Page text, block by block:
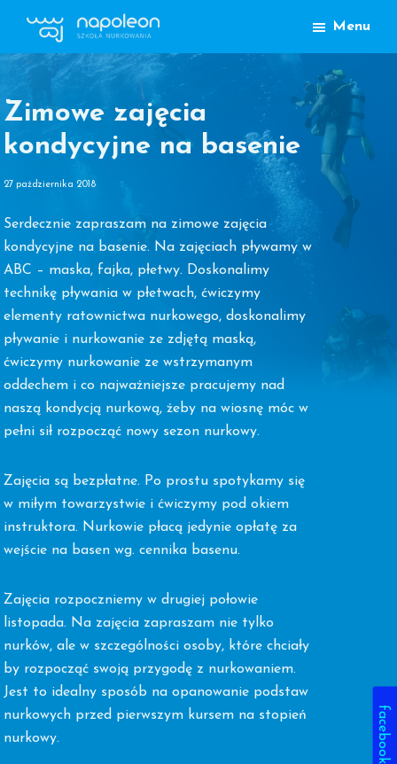
głównej
nawigacji
treści
facebook
Szkoła
Nurkowania
Napoleon
Lublin
Menu
Zimowe zajęcia
kondycyjne na basenie
27 października 2018
Serdecznie zapraszam na zimowe zajęcia
kondycyjne na basenie. Na zajęciach pływamy w
ABC – maska, fajka, płetwy. Doskonalimy
technikę pływania w płetwach, ćwiczymy
elementy ratownictwa nurkowego, doskonalimy
pływanie i nurkowanie ze zdjętą maską,
ćwiczymy nurkowanie ze wstrzymanym
oddechem i co najważniejsze pracujemy nad
naszą kondycją nurkową, żeby na wiosnę móc w
pełni sił rozpocząć nowy sezon nurkowy.
Zajęcia są bezpłatne. Po prostu spotykamy się
w miłym towarzystwie i ćwiczymy pod okiem
instruktora. Nurkowie płacą jedynie opłatę za
wejście na basen wg. cennika basenu.
Zajęcia rozpoczniemy w drugiej połowie
listopada. Na zajęcia zapraszam nie tylko
nurków, ale w szczególności osoby, które chciały
by rozpocząć swoją przygodę z nurkowaniem.
Jest to idealny sposób na opanowanie podstaw
nurkowych przed pierwszym kursem na stopień
nurkowy.